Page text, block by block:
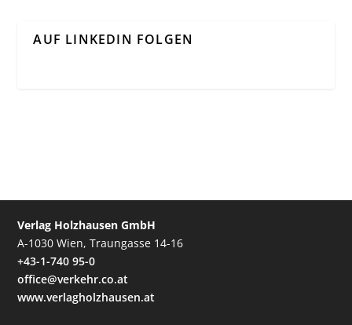
AUF LINKEDIN FOLGEN
Verlag Holzhausen GmbH
A-1030 Wien, Traungasse 14-16
+43-1-740 95-0
office@verkehr.co.at
www.verlagholzhausen.at